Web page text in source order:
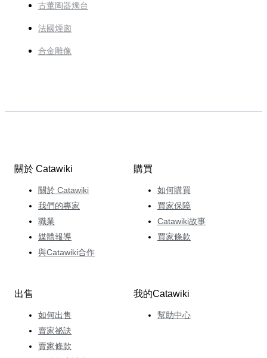
古董陶器燭台
法國煙囪
合金雕像
關於 Catawiki
關於 Catawiki
我們的專家
職業
媒體報導
與Catawiki合作
購買
如何購買
買家保障
Catawiki故事
買家條款
出售
如何出售
賣家祕訣
賣家條款
我的Catawiki
幫助中心